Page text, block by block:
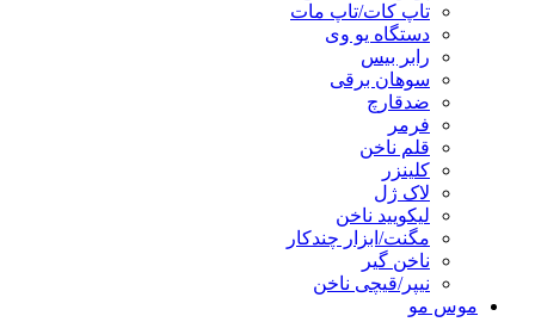
تاپ کات/تاپ مات
دستگاه یو وی
رابر بیس
سوهان برقی
ضدقارچ
فرمر
قلم ناخن
کلینزر
لاک ژل
لیکوييد ناخن
مگنت/ابزار چندکار
ناخن گیر
نیپر/قیچی ناخن
موس مو